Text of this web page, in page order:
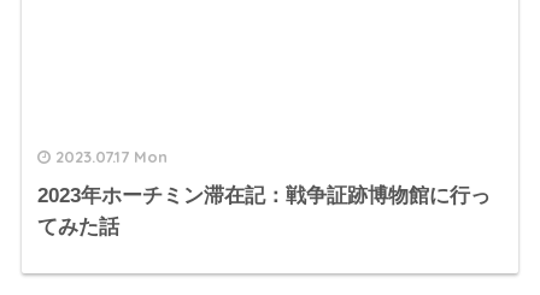
2023.07.17 Mon
2023年ホーチミン滞在記：戦争証跡博物館に行っ
てみた話